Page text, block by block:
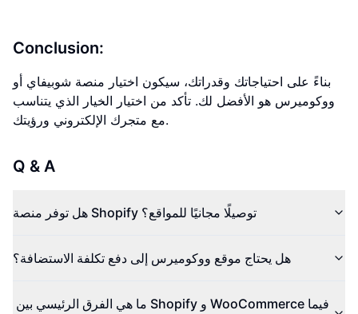
Conclusion:
بناءً على احتياجاتك وقدراتك، سيكون اختيار منصة شوبيفاي أو
ووكوميرس هو الأفضل لك. تأكد من اختيار الخيار الذي يتناسب
مع متجرك الإلكتروني ورؤيتك.
Q & A
هل توفر منصة Shopify توصيلًا مجانيًا للمواقع؟
هل يحتاج موقع ووكوميرس إلى دفع تكلفة الاستضافة؟
ما هي الفرق الرئيسي بين Shopify و WooCommerce فيما